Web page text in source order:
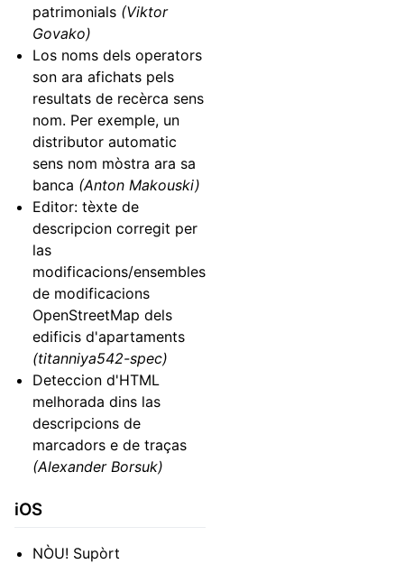
patrimonials (Viktor
Govako)
Los noms dels operators
son ara afichats pels
resultats de recèrca sens
nom. Per exemple, un
distributor automatic
sens nom mòstra ara sa
banca (Anton Makouski)
Editor: tèxte de
descripcion corregit per
las
modificacions/ensembles
de modificacions
OpenStreetMap dels
edificis d'apartaments
(titanniya542-spec)
Deteccion d'HTML
melhorada dins las
descripcions de
marcadors e de traças
(Alexander Borsuk)
iOS
NÒU! Supòrt